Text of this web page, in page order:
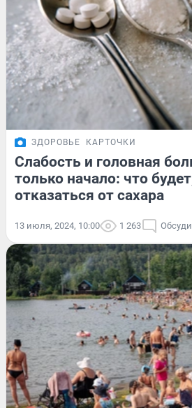
ЗДОРОВЬЕ КАРТОЧКИ
Слабость и головная
только начало: что
отказаться от сахара
13 июля, 2024, 10:00 1 263